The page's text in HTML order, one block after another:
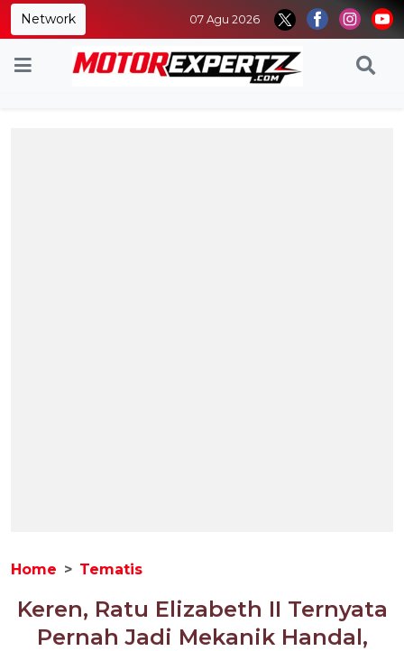
Network 07 Agu 2026
Home Tematis
Keren, Ratu Elizabeth II Ternyata
Pernah Jadi Mekanik Handal,